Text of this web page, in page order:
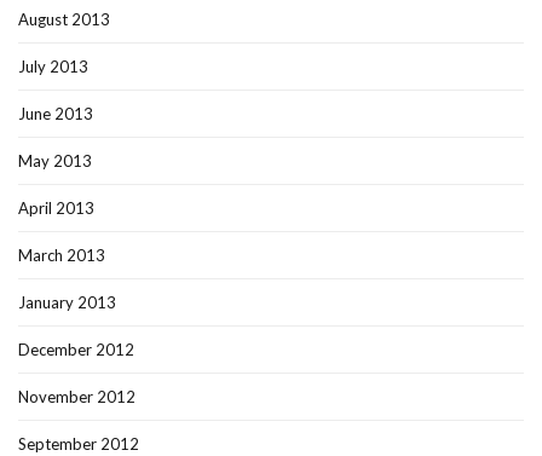
August 2013
July 2013
June 2013
May 2013
April 2013
March 2013
January 2013
December 2012
November 2012
September 2012